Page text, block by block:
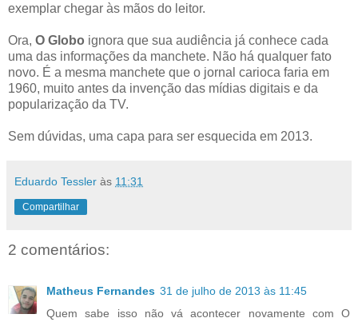
exemplar chegar às mãos do leitor.
Ora, O Globo ignora que sua audiência já conhece cada
uma das informações da manchete. Não há qualquer fato
novo. É a mesma manchete que o jornal carioca faria em
1960, muito antes da invenção das mídias digitais e da
popularização da TV.
Sem dúvidas, uma capa para ser esquecida em 2013.
Eduardo Tessler às 11:31
Compartilhar
2 comentários:
Matheus Fernandes 31 de julho de 2013 às 11:45
Quem sabe isso não vá acontecer novamente com O